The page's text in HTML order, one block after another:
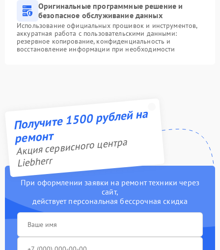
Оригинальные программные решение и
безопасное обслуживание данных
Использование официальных прошивок и инструментов,
аккуратная работа с пользовательскими данными:
резервное копирование, конфиденциальность и
восстановление информации при необходимости
Получите 1500 рублей на
ремонт
Акция сервисного центра
Liebherr
При оформлении заявки на ремонт техники через
сайт,
действует персональная бессрочная скидка